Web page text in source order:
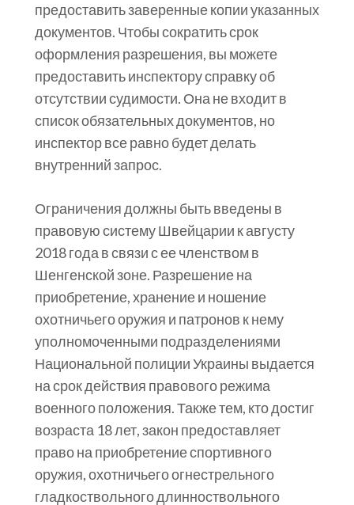
предоставить заверенные копии указанных
документов. Чтобы сократить срок
оформления разрешения, вы можете
предоставить инспектору справку об
отсутствии судимости. Она не входит в
список обязательных документов, но
инспектор все равно будет делать
внутренний запрос.
Ограничения должны быть введены в
правовую систему Швейцарии к августу
2018 года в связи с ее членством в
Шенгенской зоне. Разрешение на
приобретение, хранение и ношение
охотничьего оружия и патронов к нему
уполномоченными подразделениями
Национальной полиции Украины выдается
на срок действия правового режима
военного положения. Также тем, кто достиг
возраста 18 лет, закон предоставляет
право на приобретение спортивного
оружия, охотничьего огнестрельного
гладкоствольного длинноствольного